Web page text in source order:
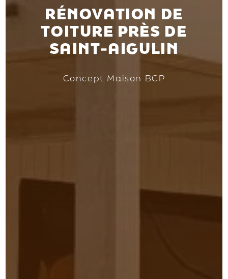
RÉNOVATION DE
TOITURE PRÈS DE
SAINT-AIGULIN
Concept Maison BCP